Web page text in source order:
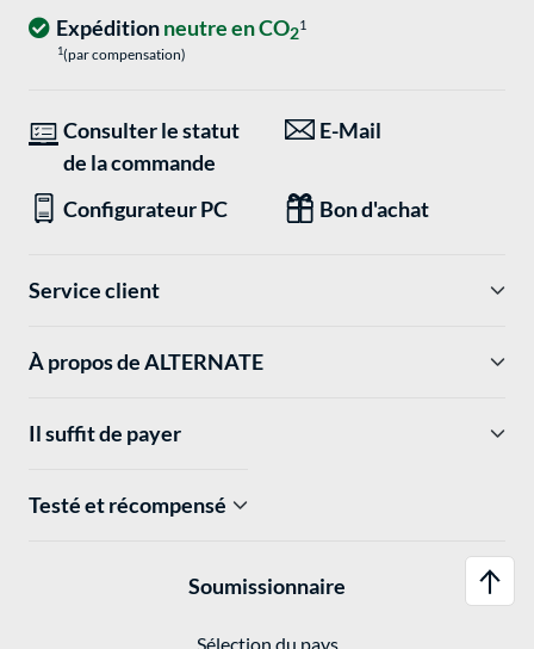
Expéditionneutre en CO21
1(par compensation)
Consulter le statut
de la commande
E-Mail
Configurateur PC Bon d'achat
Service client
À propos de ALTERNATE
Il suffit de payer
Testé et récompensé
Soumissionnaire
Sélection du pays